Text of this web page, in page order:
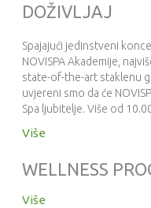
DOŽIVLJAJ
Spajajući jedinstveni
NOVISPA Akademije,
state-of-the-art staklenu
uvjereni smo da će
Spa ljubitelje. Više od
Više
WELLNESS
Više